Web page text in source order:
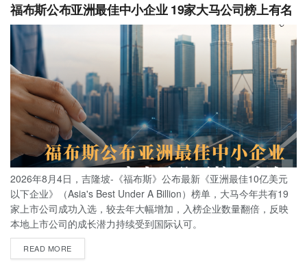
福布斯公布亚洲最佳中小企业 19家大马公司榜上有名
2026年8月4日，吉隆坡-《福布斯》公布最新《亚洲最佳10亿美元
以下企业》（Asia's Best Under A Billion）榜单，大马今年共有19
家上市公司成功入选，较去年大幅增加，入榜企业数量翻倍，反映
本地上市公司的成长潜力持续受到国际认可。
READ MORE